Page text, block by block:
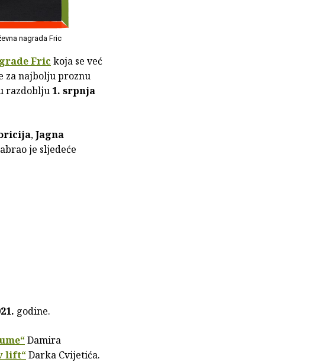
nagrada Fric
Fric koja se već
za najbolju proznu
razdoblju 1. srpnja
,Jagna
je sljedeće
godine.
Damira
lift“Darka Cvijetića.